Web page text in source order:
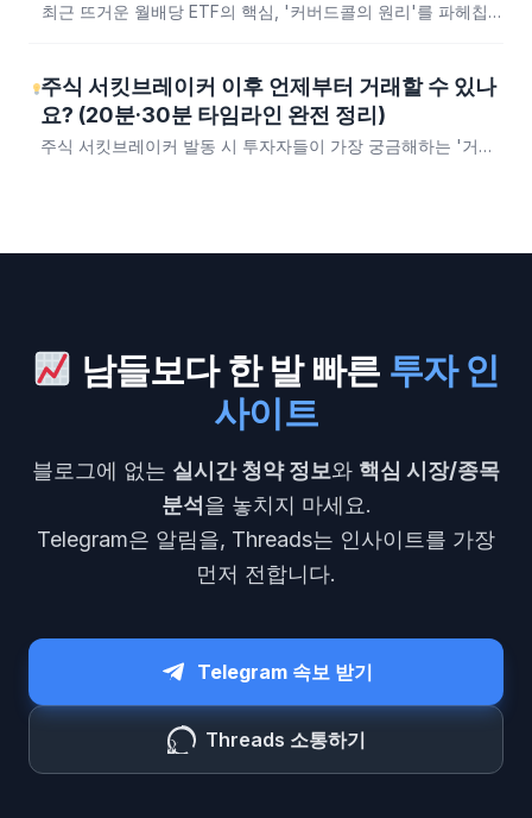
최근 뜨거운 월배당 ETF의 핵심, '커버드콜의 원리'를 파헤칩
주식 서킷브레이커 이후 언제부터 거래할 수 있나
요? (20분·30분 타임라인 완전 정리)
주식 서킷브레이커 발동 시 투자자들이 가장 궁금해하는 '거래
남들보다 한 발 빠른 투자 인
사이트
블로그에 없는 실시간 청약 정보와 핵심 시장/종목
분석 을 놓치지 마세요.
Telegram은 알림을, Threads는 인사이트를 가장
먼저 전합니다.
Telegram 속보 받기
Threads 소통하기